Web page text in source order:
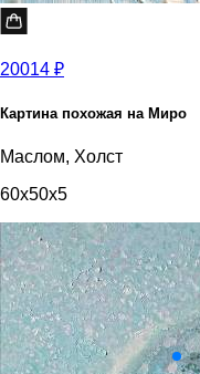
20014 ₽
Картина похожая на Миро
Маслом, Холст
60x50x5